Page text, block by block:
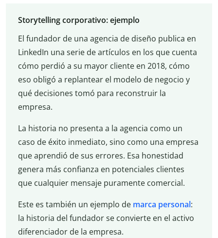
Storytelling corporativo: ejemplo
El fundador de una agencia de diseño publica en
LinkedIn una serie de artículos en los que cuenta
cómo perdió a su mayor cliente en 2018, cómo
eso obligó a replantear el modelo de negocio y
qué decisiones tomó para reconstruir la
empresa.
La historia no presenta a la agencia como un
caso de éxito inmediato, sino como una empresa
que aprendió de sus errores. Esa honestidad
genera más confianza en potenciales clientes
que cualquier mensaje puramente comercial.
Este es también un ejemplo de marca personal:
la historia del fundador se convierte en el activo
diferenciador de la empresa.